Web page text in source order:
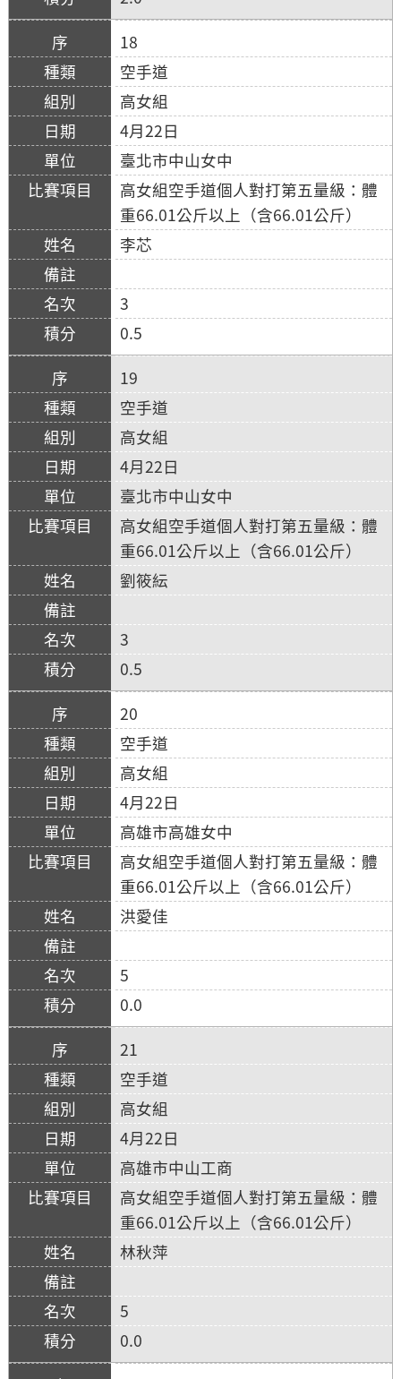
18
空手道
高女組
4月22日
臺北市中山女中
高女組空手道個人對打第五量級：體
重66.01公斤以上（含66.01公斤）
李芯
3
0.5
19
空手道
高女組
4月22日
臺北市中山女中
高女組空手道個人對打第五量級：體
重66.01公斤以上（含66.01公斤）
劉筱紜
3
0.5
20
空手道
高女組
4月22日
高雄市高雄女中
高女組空手道個人對打第五量級：體
重66.01公斤以上（含66.01公斤）
洪愛佳
5
0.0
21
空手道
高女組
4月22日
高雄市中山工商
高女組空手道個人對打第五量級：體
重66.01公斤以上（含66.01公斤）
林秋萍
5
0.0